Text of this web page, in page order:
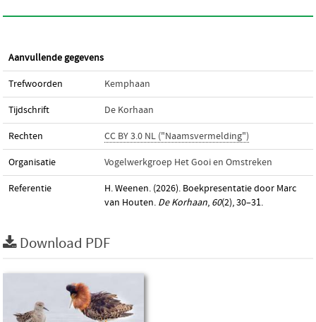
Aanvullende gegevens
Trefwoorden Kemphaan
Tijdschrift De Korhaan
Rechten CC BY 3.0 NL ("Naamsvermelding")
Organisatie Vogelwerkgroep Het Gooi en Omstreken
Referentie
H. Weenen. (2026). Boekpresentatie door Marc
van Houten. De Korhaan, 60(2), 30–31.
Download PDF